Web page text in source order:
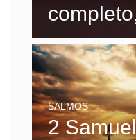
2
SALMOS